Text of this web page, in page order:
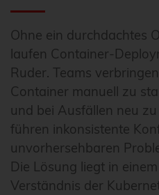
Ohne ein durchdachtes
laufen Container-
Ruder. Teams
Container manuell zu
und bei Ausfällen neu
führen inkonsistente
unvorhersehbaren
Die Lösung liegt in
Verständnis der